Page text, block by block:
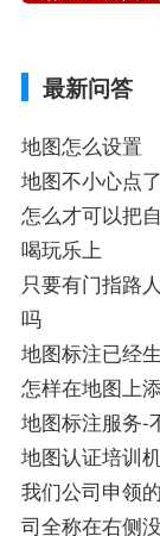
最新问答
地图怎么设置
地图不小心点
怎么才可以把
喝玩乐上
只要有门指路
吗
地图标注已经
怎样在地图上
地图标注服务-
地图认证培训
我们公司申领
司全称在右侧